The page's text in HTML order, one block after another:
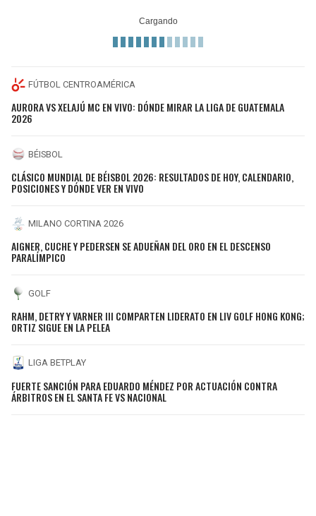
FÚTBOL CENTROAMÉRICA
AURORA VS XELAJÚ MC EN VIVO: DÓNDE MIRAR LA LIGA DE GUATEMALA
2026
BÉISBOL
CLÁSICO MUNDIAL DE BÉISBOL 2026: RESULTADOS DE HOY, CALENDARIO,
POSICIONES Y DÓNDE VER EN VIVO
MILANO CORTINA 2026
AIGNER, CUCHE Y PEDERSEN SE ADUEÑAN DEL ORO EN EL DESCENSO
PARALÍMPICO
GOLF
RAHM, DETRY Y VARNER III COMPARTEN LIDERATO EN LIV GOLF HONG KONG;
ORTIZ SIGUE EN LA PELEA
LIGA BETPLAY
FUERTE SANCIÓN PARA EDUARDO MÉNDEZ POR ACTUACIÓN CONTRA
ÁRBITROS EN EL SANTA FE VS NACIONAL